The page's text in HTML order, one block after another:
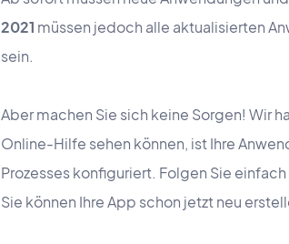
2021 müssen jedoch alle aktualisierten
sein.
Aber machen Sie sich keine Sorgen! Wir
Online-Hilfe sehen können, ist Ihre
Prozesses konfiguriert. Folgen Sie
Sie können Ihre App schon jetzt neu